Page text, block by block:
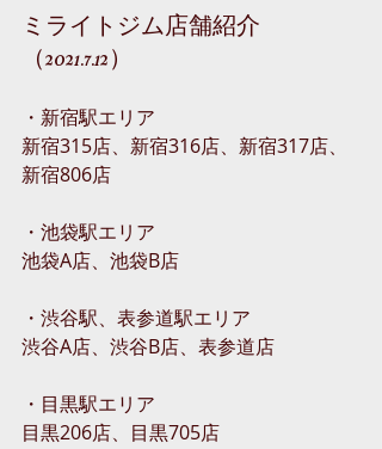
ミライトジム店舗紹介
（2021.7.12）
・新宿駅エリア
新宿315店、新宿316店、新宿317店、
新宿806店
・池袋駅エリア
池袋A店、池袋B店
・渋谷駅、表参道駅エリア
渋谷A店、渋谷B店、表参道店
・目黒駅エリア
目黒206店、目黒705店